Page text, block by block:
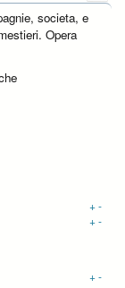
societa, e
Opera
+-
+-
+-